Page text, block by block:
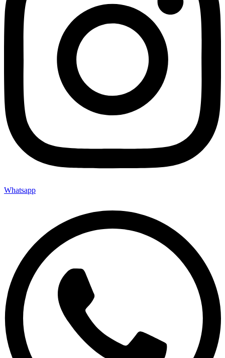
Whatsapp